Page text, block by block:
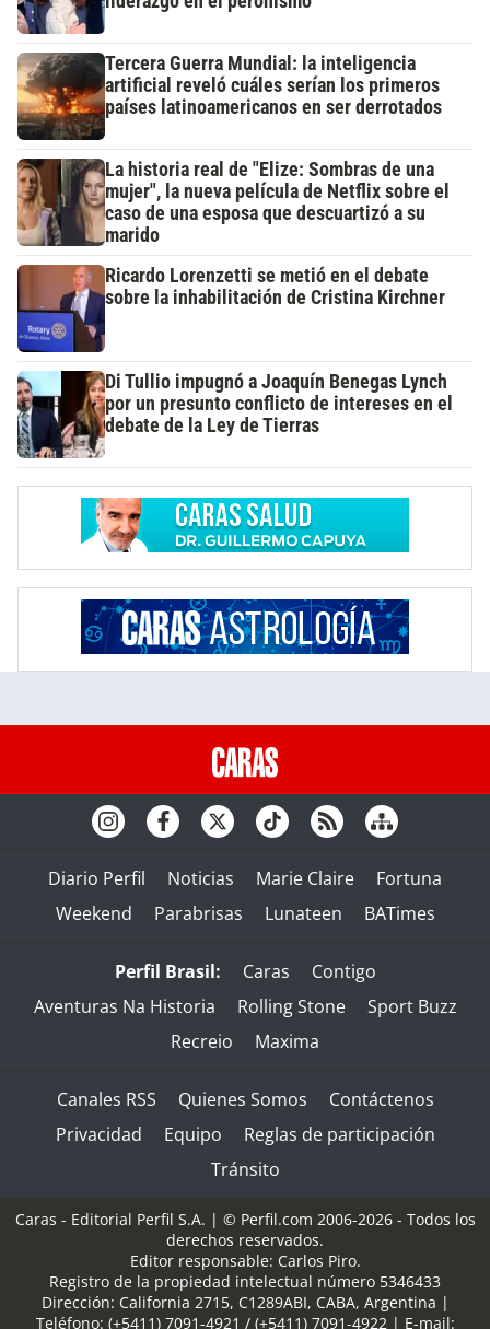
Tercera Guerra Mundial: la inteligencia
artificial reveló cuáles serían los primeros
países latinoamericanos en ser derrotados
La historia real de "Elize: Sombras de una
mujer", la nueva película de Netflix sobre el
caso de una esposa que descuartizó a su
marido
Ricardo Lorenzetti se metió en el debate
sobre la inhabilitación de Cristina Kirchner
Di Tullio impugnó a Joaquín Benegas Lynch
por un presunto conflicto de intereses en el
debate de la Ley de Tierras
Diario Perfil Noticias Marie Claire
Fortuna
Weekend
Parabrisas Lunateen BATimes
Perfil Brasil: Caras
Contigo
Aventuras Na Historia
Rolling Stone
Sport Buzz
Recreio
Maxima
Canales RSS Quienes Somos
Contáctenos
Privacidad
Equipo
Reglas de participación
Tránsito
Caras - Editorial Perfil S.A. | © Perfil.com 2006-2026 - Todos los
derechos reservados.
Editor responsable: Carlos Piro.
Registro de la propiedad intelectual número 5346433
Dirección: California 2715, C1289ABI, CABA, Argentina |
Teléfono: (+5411) 7091-4921 / (+5411) 7091-4922 | E-mail: